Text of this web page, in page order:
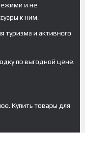
и не
к ним.
туризма и активного
по выгодной цене.
Купить товары для